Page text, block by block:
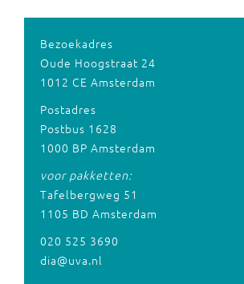
Bezoekadres
Oude Hoogstraat 24
1012 CE Amsterdam
Postadres
Postbus 1628
1000 BP Amsterdam
voor pakketten:
Tafelbergweg 51
1105 BD Amsterdam
020 525 3690
dia@uva.nl